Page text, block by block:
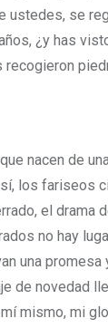
ustedes, se
¿y has
recogieron
nacen de
los fariseos
el drama
no hay
una promesa
de novedad
mismo, mi